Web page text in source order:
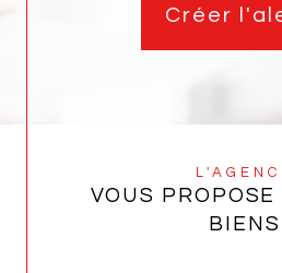
Créer
VOUS
BIENS